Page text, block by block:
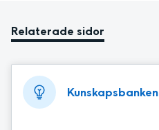
Relaterade sidor
Kunskapsbanken